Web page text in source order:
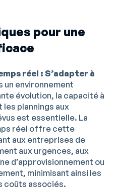
pour une
réel : S’adapter à
un environnement
évolution, la capacité à
plannings aux
est essentielle. La
réel offre cette
aux entreprises de
aux urgences, aux
d’approvisionnement ou
minimisant ainsi les
coûts associés.